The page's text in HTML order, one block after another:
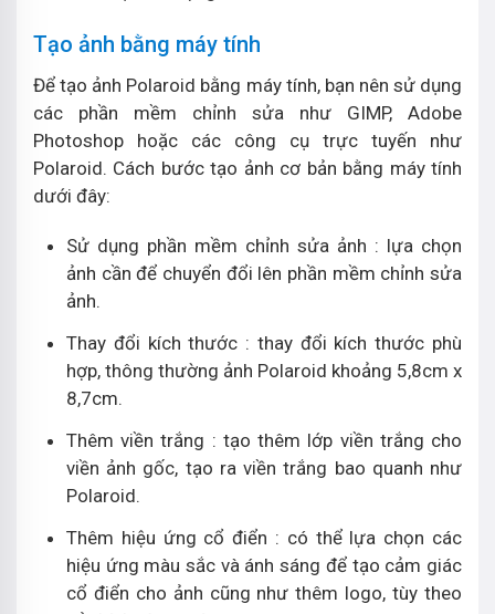
Tạo ảnh bằng máy tính
Để tạo ảnh Polaroid bằng máy tính, bạn nên sử dụng
các phần mềm chỉnh sửa như GIMP, Adobe
Photoshop hoặc các công cụ trực tuyến như
Polaroid. Cách bước tạo ảnh cơ bản bằng máy tính
dưới đây:
Sử dụng phần mềm chỉnh sửa ảnh : lựa chọn
ảnh cần để chuyển đổi lên phần mềm chỉnh sửa
ảnh.
Thay đổi kích thước : thay đổi kích thước phù
hợp, thông thường ảnh Polaroid khoảng 5,8cm x
8,7cm.
Thêm viền trắng : tạo thêm lớp viền trắng cho
viền ảnh gốc, tạo ra viền trắng bao quanh như
Polaroid.
Thêm hiệu ứng cổ điển : có thể lựa chọn các
hiệu ứng màu sắc và ánh sáng để tạo cảm giác
cổ điển cho ảnh cũng như thêm logo, tùy theo